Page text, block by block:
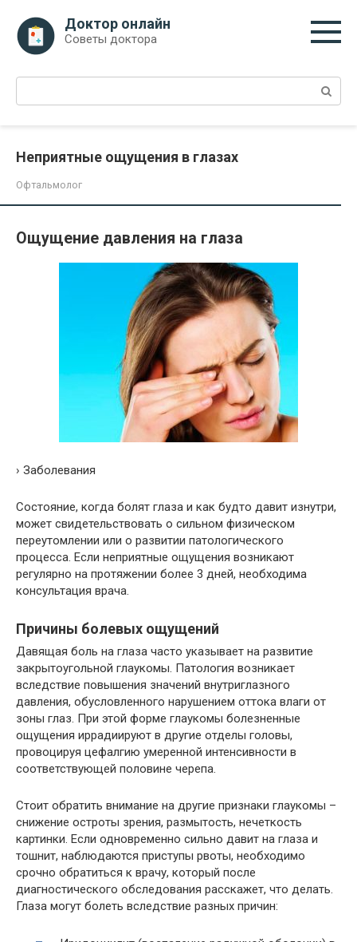
контенту
Доктор онлайн
Советы доктора
Поиск:
Неприятные ощущения в глазах
Офтальмолог
Ощущение давления на глаза
› Заболевания
Состояние, когда болят глаза и как будто давит изнутри,
может свидетельствовать о сильном физическом
переутомлении или о развитии патологического
процесса. Если неприятные ощущения возникают
регулярно на протяжении более 3 дней, необходима
консультация врача.
Причины болевых ощущений
Давящая боль на глаза часто указывает на развитие
закрытоугольной глаукомы. Патология возникает
вследствие повышения значений внутриглазного
давления, обусловленного нарушением оттока влаги от
зоны глаз. При этой форме глаукомы болезненные
ощущения иррадиируют в другие отделы головы,
провоцируя цефалгию умеренной интенсивности в
соответствующей половине черепа.
Стоит обратить внимание на другие признаки глаукомы –
снижение остроты зрения, размытость, нечеткость
картинки. Если одновременно сильно давит на глаза и
тошнит, наблюдаются приступы рвоты, необходимо
срочно обратиться к врачу, который после
диагностического обследования расскажет, что делать.
Глаза могут болеть вследствие разных причин: